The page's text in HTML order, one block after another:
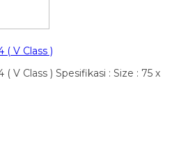
( V Class )
V Class ) Spesifikasi : Size : 75 x